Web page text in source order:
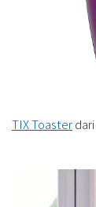
TIX Toasterdari